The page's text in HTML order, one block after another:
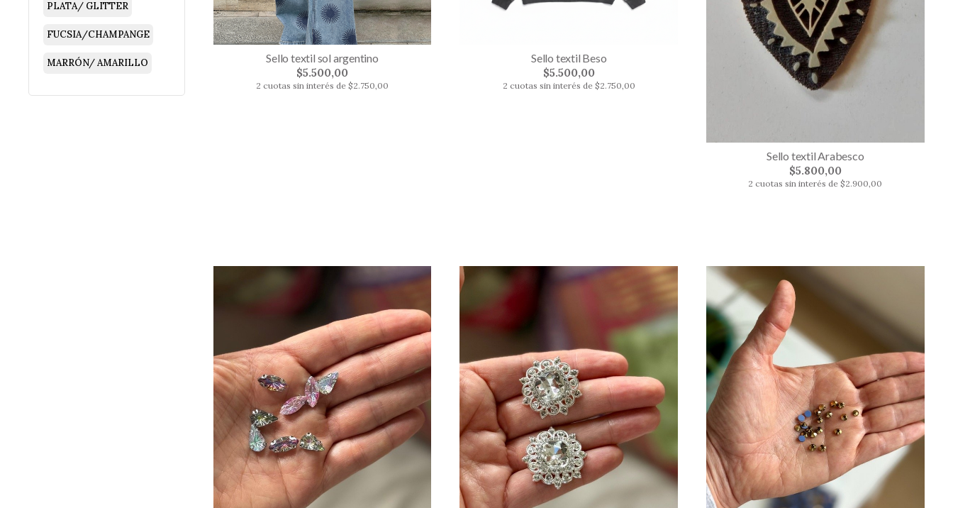
PLATA/ GLITTER
FUCSIA/CHAMPANGE
MARRÓN/ AMARILLO
Sello textil sol argentino
$5.500,00
2 cuotas sin interés de $2.750,00
Sello textil Beso
$5.500,00
2 cuotas sin interés de $2.750,00
Sello textil Arabesco
$5.800,00
2 cuotas sin interés de $2.900,00